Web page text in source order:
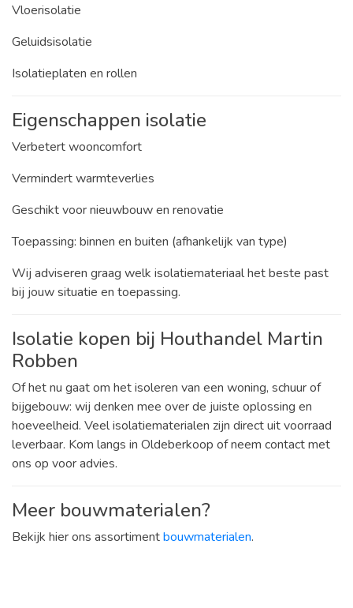
Vloerisolatie
Geluidsisolatie
Isolatieplaten en rollen
Eigenschappen isolatie
Verbetert wooncomfort
Vermindert warmteverlies
Geschikt voor nieuwbouw en renovatie
Toepassing: binnen en buiten (afhankelijk van type)
Wij adviseren graag welk isolatiemateriaal het beste past
bij jouw situatie en toepassing.
Isolatie kopen bij Houthandel Martin
Robben
Of het nu gaat om het isoleren van een woning, schuur of
bijgebouw: wij denken mee over de juiste oplossing en
hoeveelheid. Veel isolatiematerialen zijn direct uit voorraad
leverbaar. Kom langs in Oldeberkoop of neem contact met
ons op voor advies.
Meer bouwmaterialen?
Bekijk hier ons assortimentbouwmaterialen.